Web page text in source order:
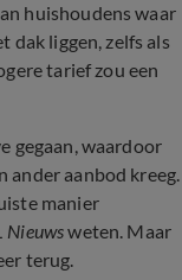
huishoudens waar
dak liggen, zelfs als
tarief zou een
gegaan, waardoor
ander aanbod kreeg.
manier
Nieuwsweten. Maar
terug.